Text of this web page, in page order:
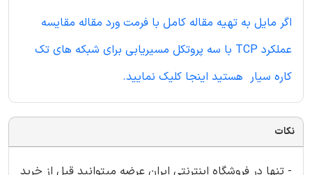
اگر مایل به تهیه مقاله کامل با فرمت ورد مقاله مقایسه
عملکرد TCP با سه پروتکل مسیریابی برای شبکه های تک
کاره سیار هستید اینجا کلیک نمایید.
نکات